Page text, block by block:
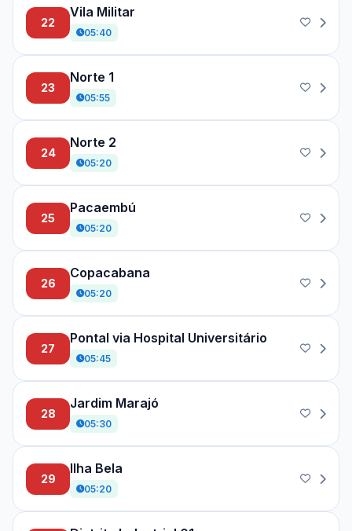
22
Vila Militar
05:40
23
Norte 1
05:55
24
Norte 2
05:20
25
Pacaembú
05:20
26
Copacabana
05:20
27
Pontal via Hospital Universitário
05:45
28
Jardim Marajó
05:30
29
Ilha Bela
05:20